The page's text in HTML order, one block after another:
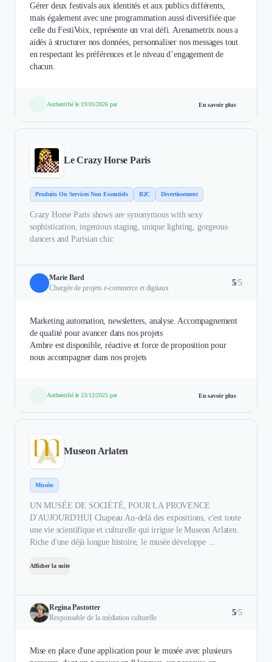
Gérer deux festivals aux identités et aux publics différents,
mais également avec une programmation aussi diversifiée que
celle du FestiVoix, représente un vrai défi. Arenametrix nous a
aidés à structurer nos données, personnaliser nos messages tout
en respectant les préférences et le niveau d’engagement de
chacun.
Authentifié le 19/01/2026 par En savoir plus
Le Crazy Horse Paris
Produits Ou Services Non Essentiels B2C Divertissement
Crazy Horse Paris shows are synonymous with sexy
sophistication, ingenious staging, unique lighting, gorgeous
dancers and Parisian chic
Marie Bard
Chargée de projets e-commerce et digitaux
5/5
Marketing automation, newsletters, analyse. Accompagnement
de qualité pour avancer dans nos projets
Ambre est disponible, réactive et force de proposition pour
nous accompagner dans nos projets
Authentifié le 23/12/2025 par En savoir plus
Museon Arlaten
Musées
UN MUSÉE DE SOCIÉTÉ, POUR LA PROVENCE
D'AUJOURD'HUI Chapeau Au-delà des expositions, c'est toute
une vie scientifique et culturelle qui irrigue le Museon Arlaten.
Riche d'une déjà longue histoire, le musée développe ...
Afficher la suite
Regina Pastotter
Responsable de la médiation culturelle
5/5
Mise en place d'une application pour le musée avec plusieurs